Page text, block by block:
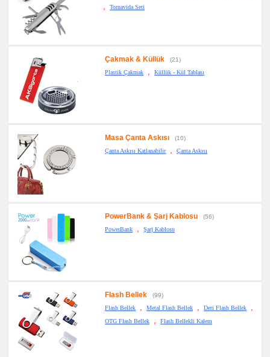
, Tornavida Seti
Çakmak & Küllük
(21)
Plastik Çakmak
, Küllük - Kül Tablası
Masa Çanta Askısı
(10)
Çanta Askısı Katlanabilir
, Çanta Askısı
PowerBank & Şarj Kablosu
(56)
PowerBank
, Şarj Kablosu
Flash Bellek
(99)
Flash Bellek
, Metal Flash Bellek , Deri Flash Bellek ,
OTG Flash Bellek , Flash Bellekli Kalem